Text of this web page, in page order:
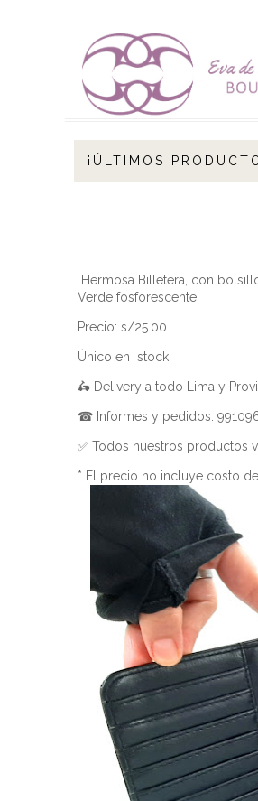
¡ÚLTIMOS
Hermosa Billetera, con
Verde fosforescente.
Precio: s/25.00
Único en stock
🛵 Delivery a todo Lima y
☎ Informes y pedidos:
✅ Todos nuestros productos
* El precio no incluye costo